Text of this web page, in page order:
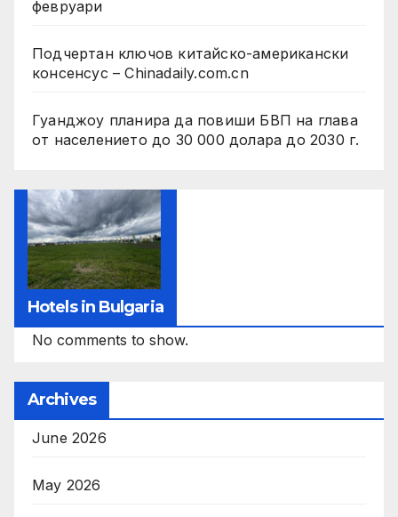
февруари
Подчертан ключов китайско-американски
консенсус – Chinadaily.com.cn
Гуанджоу планира да повиши БВП на глава
от населението до 30 000 долара до 2030 г.
Hotels in Bulgaria
No comments to show.
Archives
June 2026
May 2026